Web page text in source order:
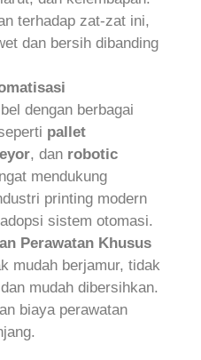
terhadap zat-zat ini,
dan bersih dibanding
dengan berbagai
pallet
, dan robotic
mendukung
printing modern
sistem otomasi.
Perawatan Khusus
mudah berjamur, tidak
mudah dibersihkan.
biaya perawatan